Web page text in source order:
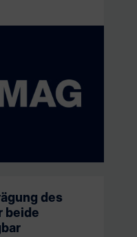
des
beide